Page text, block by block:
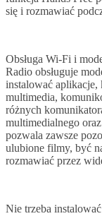
się i rozmawiać
Obsługa Wi-Fi i
Radio obsługuje
instalować aplikacje,
multimedia,
różnych
multimedialnego
pozwala zawsze
ulubione filmy, być
rozmawiać przez
Nie trzeba